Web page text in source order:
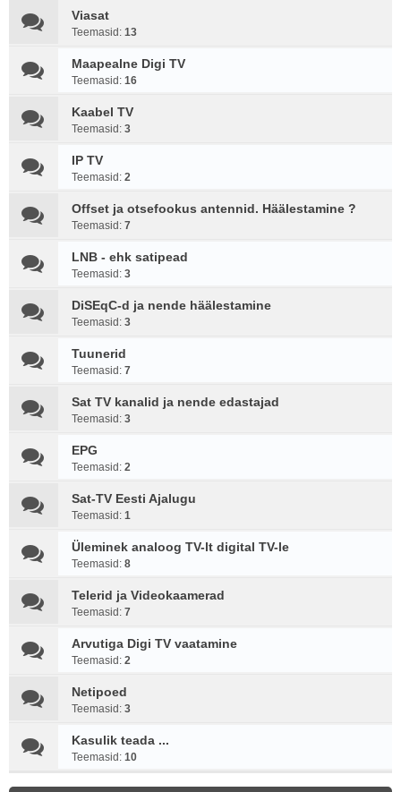
Viasat
Teemasid: 13
Maapealne Digi TV
Teemasid: 16
Kaabel TV
Teemasid: 3
IP TV
Teemasid: 2
Offset ja otsefookus antennid. Häälestamine ?
Teemasid: 7
LNB - ehk satipead
Teemasid: 3
DiSEqC-d ja nende häälestamine
Teemasid: 3
Tuunerid
Teemasid: 7
Sat TV kanalid ja nende edastajad
Teemasid: 3
EPG
Teemasid: 2
Sat-TV Eesti Ajalugu
Teemasid: 1
Üleminek analoog TV-lt digital TV-le
Teemasid: 8
Telerid ja Videokaamerad
Teemasid: 7
Arvutiga Digi TV vaatamine
Teemasid: 2
Netipoed
Teemasid: 3
Kasulik teada ...
Teemasid: 10